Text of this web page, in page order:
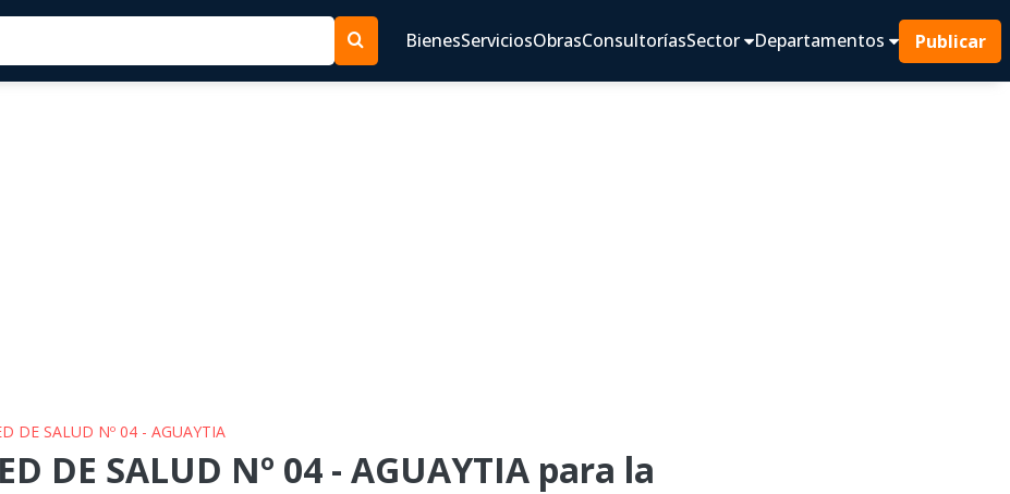
BienesServiciosObrasConsultoríasSector Departamentos Publicar
DE SALUD Nº 04 - AGUAYTIA
DE SALUD Nº 04 - AGUAYTIA para la